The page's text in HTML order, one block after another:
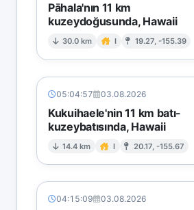
Pāhala'nın 11 km
kuzeydoğusunda, Hawaii
30.0 km I 19.27, -155.39
05:04:57 03.08.2026
Kukuihaele'nin 11 km batı-
kuzeybatısında, Hawaii
14.4 km I 20.17, -155.67
04:15:09 03.08.2026